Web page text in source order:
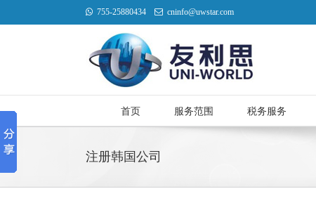
755-25880434 cninfo@uwstar.com
首页 服务范围 税务服务
注册韩国公司